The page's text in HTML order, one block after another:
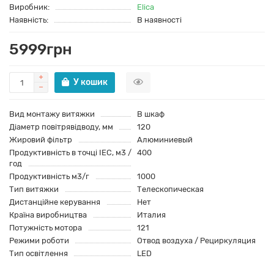
Виробник:
Elica
Наявність:
В наявності
5999грн
У кошик
Вид монтажу витяжки
В шкаф
Діаметр повітрявідводу, мм
120
Жировий фільтр
Алюминиевый
Продуктивність в точці IEC, м3 /
год
400
Продуктивність м3/г
1000
Тип витяжки
Телескопическая
Дистанційне керування
Нет
Країна виробництва
Италия
Потужність мотора
121
Режими роботи
Отвод воздуха / Рециркуляция
Тип освітлення
LED